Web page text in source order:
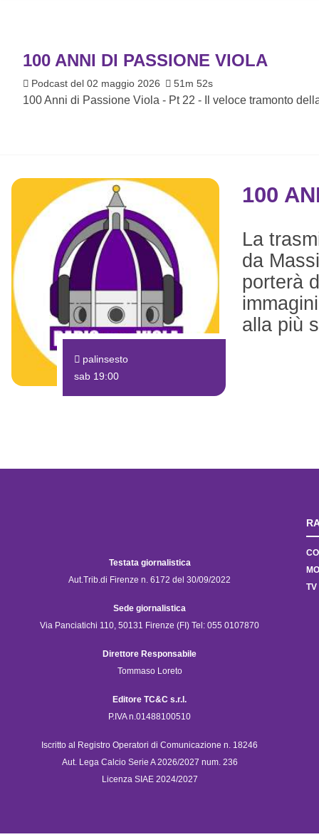
100 ANNI DI PASSIONE VIOLA
Podcast del 02 maggio 2026 51m 52s
100 Anni di Passione Viola - Pt 22 - Il veloce tramonto
palinsesto
sab 19:00
100
La
da
porterà
alla più
Testata giornalistica
Aut.Trib.di Firenze n. 6172 del 30/09/2022
Sede giornalistica
Via Panciatichi 110, 50131 Firenze (FI) Tel: 055 0107870
Direttore Responsabile
Tommaso Loreto
Editore TC&C s.r.l.
P.IVA n.01488100510
Iscritto al Registro Operatori di Comunicazione n. 18246
Aut. Lega Calcio Serie A 2026/2027 num. 236
Licenza SIAE 2024/2027
TV